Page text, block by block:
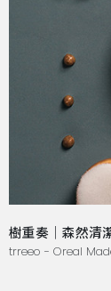
樹重奏｜森然清
trreeo - Oreal